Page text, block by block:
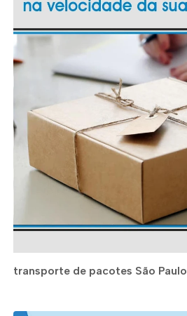
transporte de pacotes São Paulo